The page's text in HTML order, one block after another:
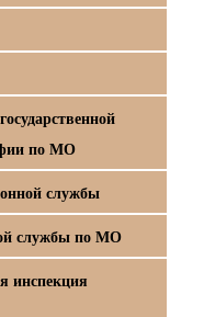
по МО
службы
службы по МО
инспекция